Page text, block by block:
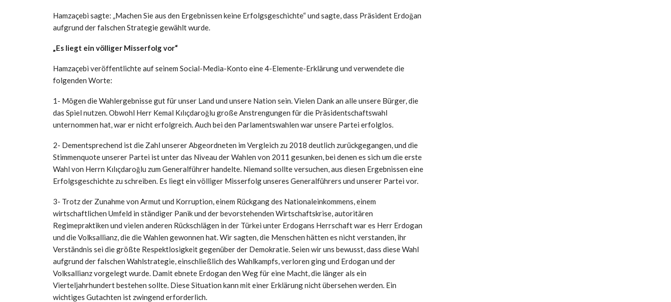
Hamzaçebi sagte: „Machen Sie aus den Ergebnissen keine Erfolgsgeschichte“ und sagte, dass Präsident Erdoğan
aufgrund der falschen Strategie gewählt wurde.
„Es liegt ein völliger Misserfolg vor“
Hamzaçebi veröffentlichte auf seinem Social-Media-Konto eine 4-Elemente-Erklärung und verwendete die
folgenden Worte:
1- Mögen die Wahlergebnisse gut für unser Land und unsere Nation sein. Vielen Dank an alle unsere Bürger, die
das Spiel nutzen. Obwohl Herr Kemal Kılıçdaroğlu große Anstrengungen für die Präsidentschaftswahl
unternommen hat, war er nicht erfolgreich. Auch bei den Parlamentswahlen war unsere Partei erfolglos.
2- Dementsprechend ist die Zahl unserer Abgeordneten im Vergleich zu 2018 deutlich zurückgegangen, und die
Stimmenquote unserer Partei ist unter das Niveau der Wahlen von 2011 gesunken, bei denen es sich um die erste
Wahl von Herrn Kılıçdaroğlu zum Generalführer handelte. Niemand sollte versuchen, aus diesen Ergebnissen eine
Erfolgsgeschichte zu schreiben. Es liegt ein völliger Misserfolg unseres Generalführers und unserer Partei vor.
3- Trotz der Zunahme von Armut und Korruption, einem Rückgang des Nationaleinkommens, einem
wirtschaftlichen Umfeld in ständiger Panik und der bevorstehenden Wirtschaftskrise, autoritären
Regimepraktiken und vielen anderen Rückschlägen in der Türkei unter Erdogans Herrschaft war es Herr Erdogan
und die Volksallianz, die die Wahlen gewonnen hat. Wir sagten, die Menschen hätten es nicht verstanden, ihr
Verständnis sei die größte Respektlosigkeit gegenüber der Demokratie. Seien wir uns bewusst, dass diese Wahl
aufgrund der falschen Wahlstrategie, einschließlich des Wahlkampfs, verloren ging und Erdogan und der
Volksallianz vorgelegt wurde. Damit ebnete Erdogan den Weg für eine Macht, die länger als ein
Vierteljahrhundert bestehen sollte. Diese Situation kann mit einer Erklärung nicht übersehen werden. Ein
wichtiges Gutachten ist zwingend erforderlich.